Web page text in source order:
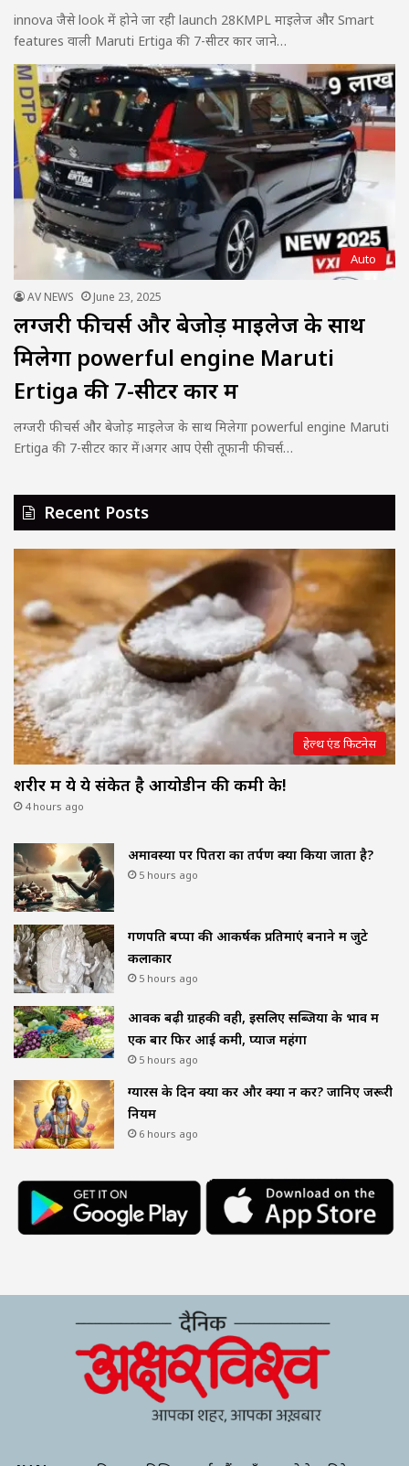
innova जैसे look में होने जा रही launch 28KMPL माइलेज और Smart
features वाली Maruti Ertiga की 7-सीटर कार जाने…
Auto
AV NEWS June 23, 2025
लग्जरी फीचर्स और बेजोड़ माइलेज के साथ
मिलेगा powerful engine Maruti
Ertiga की 7-सीटर कार में
लग्जरी फीचर्स और बेजोड़ माइलेज के साथ मिलेगा powerful engine Maruti
Ertiga की 7-सीटर कार में।अगर आप ऐसी तूफानी फीचर्स…
Recent Posts
हेल्थ एंड फिटनेस
शरीर में ये ये संकेत है आयोडीन की कमी के!
4 hours ago
अमावस्या पर पितरों का तर्पण क्यों किया जाता है?
5 hours ago
गणपति बप्पा की आकर्षक प्रतिमाएं बनाने में जुटे
कलाकार
5 hours ago
आवक बढ़ी ग्राहकी वही, इसलिए सब्जियों के भाव में
एक बार फिर आई कमी, प्याज महंगा
5 hours ago
ग्यारस के दिन क्या करें और क्या न करें? जानिए जरूरी
नियम
6 hours ago